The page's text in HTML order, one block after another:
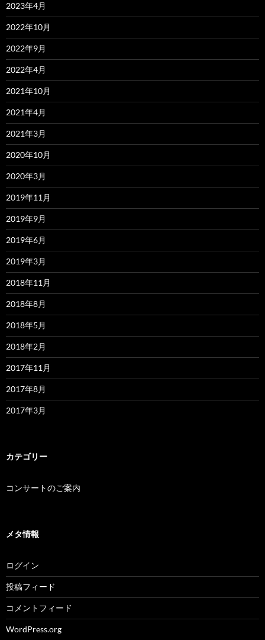
2023年4月
2022年10月
2022年9月
2022年4月
2021年10月
2021年4月
2021年3月
2020年10月
2020年3月
2019年11月
2019年9月
2019年6月
2019年3月
2018年11月
2018年8月
2018年5月
2018年2月
2017年11月
2017年8月
2017年3月
カテゴリー
コンサートのご案内
メタ情報
ログイン
投稿フィード
コメントフィード
WordPress.org